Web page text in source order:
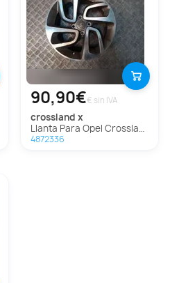
90,90€€ sin IVA
crossland x
Llanta Para Opel Crossland X
4872336